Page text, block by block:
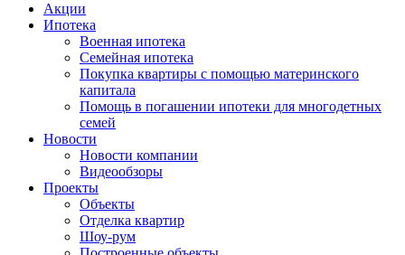
Акции
Ипотека
Военная ипотека
Семейная ипотека
Покупка квартиры с помощью материнского
капитала
Помощь в погашении ипотеки для многодетных
семей
Новости
Новости компании
Видеообзоры
Проекты
Объекты
Отделка квартир
Шоу-рум